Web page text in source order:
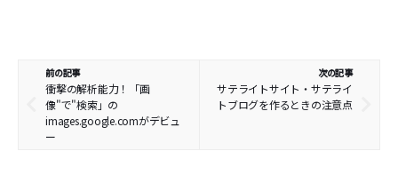
前の記事
衝撃の解析能力！「画
像"で"検索」の
images.google.comがデビュ
ー
次の記事
サテライトサイト・サテライ
トブログを作るときの注意点